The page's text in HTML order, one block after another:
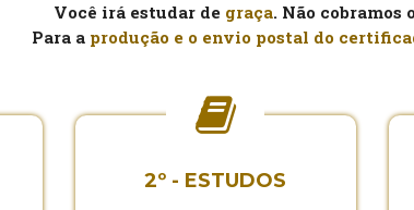
Você irá estudar de graça. Não
Para a produção e o envio postal do
2º - ESTUDOS